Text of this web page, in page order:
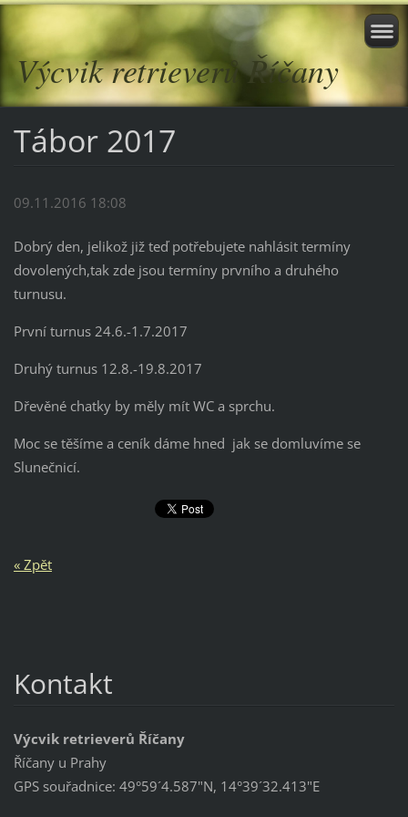
Výcvik retrieverů Říčany
Tábor 2017
09.11.2016 18:08
Dobrý den, jelikož již teď potřebujete nahlásit termíny
dovolených,tak zde jsou termíny prvního a druhého
turnusu.
První turnus 24.6.-1.7.2017
Druhý turnus 12.8.-19.8.2017
Dřevěné chatky by měly mít WC a sprchu.
Moc se těšíme a ceník dáme hned jak se domluvíme se
Slunečnicí.
« Zpět
Kontakt
Výcvik retrieverů Říčany
Říčany u Prahy
GPS souřadnice: 49°59´4.587"N, 14°39´32.413"E